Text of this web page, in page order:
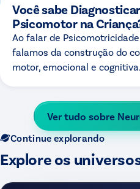
Você sabe
Psicomotor na
Ao falar de
falamos da construção do
motor, emocional e
Ver tudo sobre
Continue explorando
Explore os